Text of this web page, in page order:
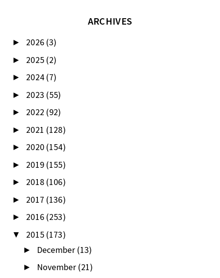
ARCHIVES
► 2026 (3)
► 2025 (2)
► 2024 (7)
► 2023 (55)
► 2022 (92)
► 2021 (128)
► 2020 (154)
► 2019 (155)
► 2018 (106)
► 2017 (136)
► 2016 (253)
▼ 2015 (173)
► December (13)
► November (21)